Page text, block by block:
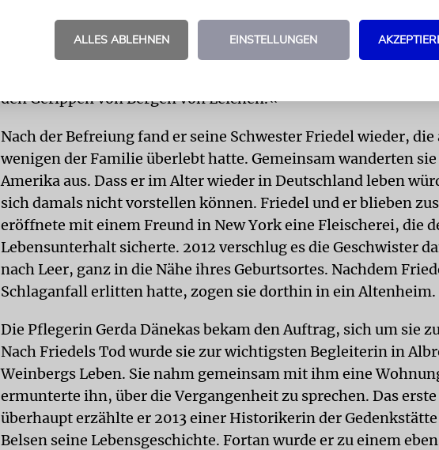
aus dem niedersächsischen Konzentrationslager Bergen-
befreit wurde, sei er ein Knochengerippe gewesen, so
den Gerippen von Bergen von Leichen.«
Nach der Befreiung fand er seine Schwester Friedel wieder, die
wenigen der Familie überlebt hatte. Gemeinsam wanderten
Amerika aus. Dass er im Alter wieder in Deutschland leben
sich damals nicht vorstellen können. Friedel und er blieben
eröffnete mit einem Freund in New York eine Fleischerei, die
Lebensunterhalt sicherte. 2012 verschlug es die Geschwister
nach Leer, ganz in die Nähe ihres Geburtsortes. Nachdem
Schlaganfall erlitten hatte, zogen sie dorthin in ein Altenheim.
Die Pflegerin Gerda Dänekas bekam den Auftrag, sich um sie
Nach Friedels Tod wurde sie zur wichtigsten Begleiterin in
Weinbergs Leben. Sie nahm gemeinsam mit ihm eine
ermunterte ihn, über die Vergangenheit zu sprechen. Das
überhaupt erzählte er 2013 einer Historikerin der
Belsen seine Lebensgeschichte. Fortan wurde er zu einem
ALLES ABLEHNEN EINSTELLUNGEN